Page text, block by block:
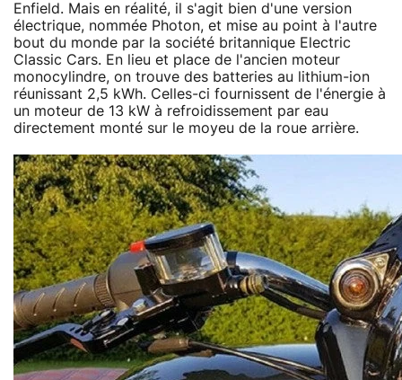
Enfield. Mais en réalité, il s'agit bien d'une version
électrique, nommée Photon, et mise au point à l'autre
bout du monde par la société britannique Electric
Classic Cars. En lieu et place de l'ancien moteur
monocylindre, on trouve des batteries au lithium-ion
réunissant 2,5 kWh. Celles-ci fournissent de l'énergie à
un moteur de 13 kW à refroidissement par eau
directement monté sur le moyeu de la roue arrière.